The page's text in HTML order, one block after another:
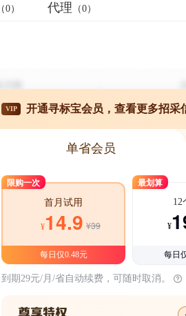
（0） 代理 （0）
VIP 开通寻标宝会员，查看更多招采
单省会员
限购一次
首月试用
¥14.9 ¥39
每日仅0.48元
最划算
12
¥
每日
到期29元/月/省自动续费，可随时取消。